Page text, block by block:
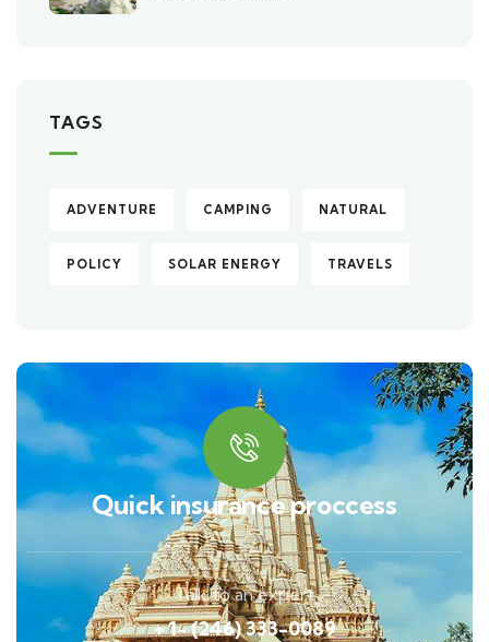
TAGS
ADVENTURE CAMPING NATURAL
POLICY SOLAR ENERGY TRAVELS
Quick insurance proccess
Talk to an expert
+ 1- (246) 333-0089